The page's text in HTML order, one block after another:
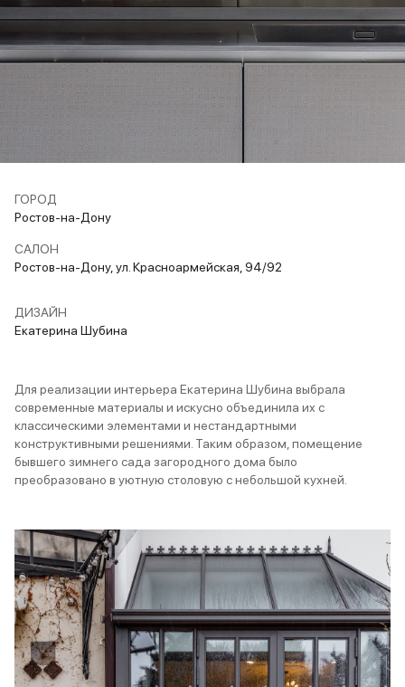
ГОРОД
Ростов-на-Дону
САЛОН
Ростов-на-Дону, ул. Красноармейская, 94/92
ДИЗАЙН
Екатерина Шубина
Для реализации интерьера Екатерина Шубина выбрала
современные материалы и искусно объединила их с
классическими элементами и нестандартными
конструктивными решениями. Таким образом, помещение
бывшего зимнего сада загородного дома было
преобразовано в уютную столовую с небольшой кухней.